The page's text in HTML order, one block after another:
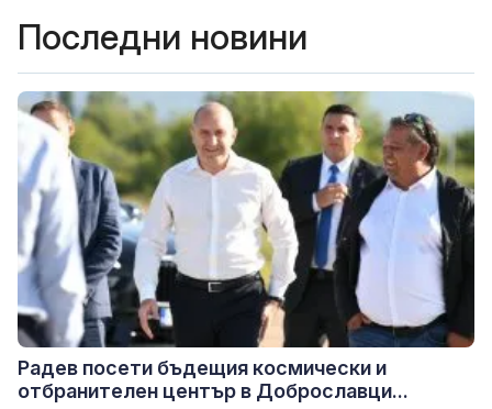
Последни новини
Радев посети бъдещия космически и
отбранителен център в Доброславци...